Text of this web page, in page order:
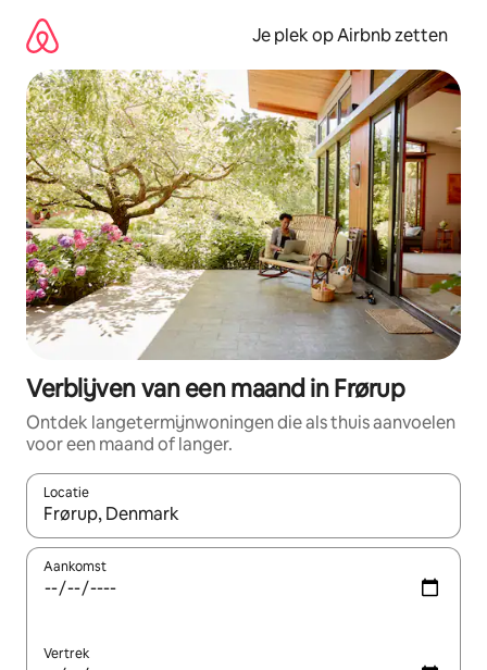
direct
naar
inhoud
Je plek op Airbnb zetten
Verblijven van een maand in Frørup
Ontdek langetermijnwoningen die als thuis aanvoelen
voor een maand of langer.
Locatie
Wanneer er resultaten beschikbaar zijn, maak je een keuze
Aankomst
Vertrek